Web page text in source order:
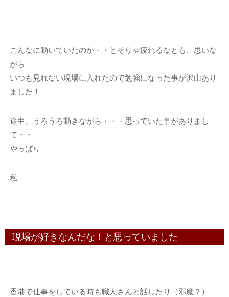
こんなに動いていたのか・・とそりゃ疲れるなとも、思いな
がら
いつも見れない現場に入れたので勉強になった事が沢山あり
ました！
途中、うろうろ動きながら・・・思っていた事がありまし
て・・
やっぱり
私
現場が好きなんだな！と思っていました
香港で仕事をしている時も職人さんと話したり（邪魔？）